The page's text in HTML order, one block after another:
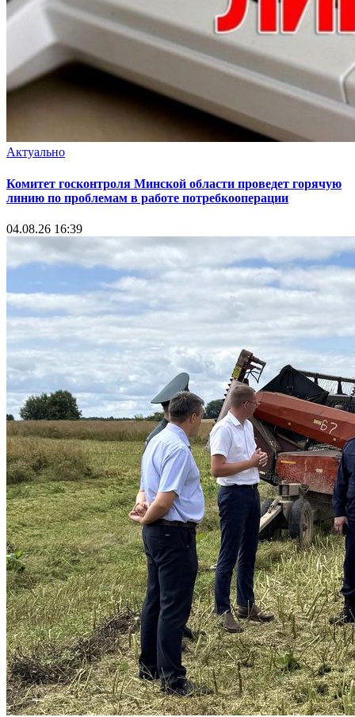
Актуально
Комитет госконтроля Минской области проведет горячую
линию по проблемам в работе потребкооперации
04.08.26 16:39